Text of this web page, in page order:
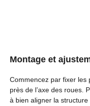
Montage et
Commencez par fixer les
près de l’axe des roues.
à bien aligner la